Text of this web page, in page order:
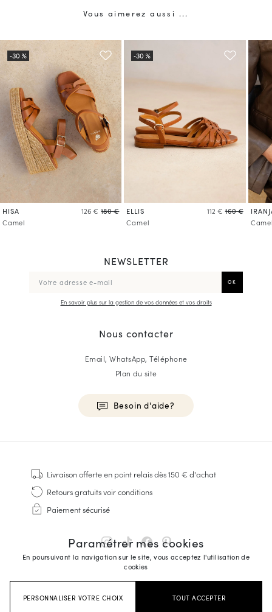
Vous aimerez aussi ...
HISA 126 € 180 €
Camel
ELLIS 112 € 160 €
Camel
Paramétrer mes cookies
En poursuivant la navigation sur le site, vous acceptez l'utilisation de
cookies
PERSONNALISER VOTRE CHOIX TOUT ACCEPTER
NEWSLETTER
En savoir plus sur la gestion de vos données et vos droits
Nous contacter
Email, WhatsApp, Téléphone
Plan du site
Besoin d'aide?
Baskets
Cousu Goodyear
Derbies & Richelieu
Richelieus Homme
Sandales & Espadrilles
Sacoches Business
Livraison offerteen point relais dès 150 € d'achat
Retours gratuitsvoir conditions
Paiement sécurisé